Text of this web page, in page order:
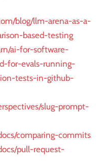
blog/llm-arena-as-a-
based-testing
ai-for-software-
for-evals-running-
tests-in-github-
slug-prompt-
comparing-commits
pull-request-